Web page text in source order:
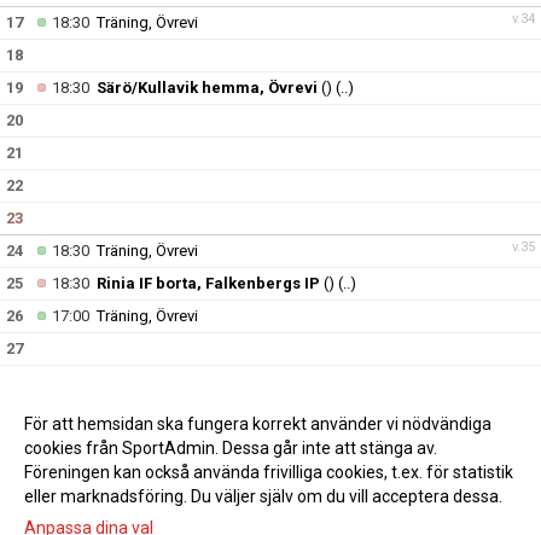
v.34
17 18:30Träning, Övrevi
18
19
18:30 Särö/Kullavik hemma, Övrevi () (..)
20
21
22
23
v.35
24 18:30Träning, Övrevi
25
18:30 Rinia IF borta, Falkenbergs IP () (..)
26
17:00Träning, Övrevi
27
10:30 DFK Hasko hemma, Övrevi ()
15:15Bollkalle Herrmatch , Övrevi(..)
18:30Träning, Övrevi
För att hemsidan ska fungera korrekt använder vi nödvändiga
cookies från SportAdmin. Dessa går inte att stänga av.
Föreningen kan också använda frivilliga cookies, t.ex. för statistik
eller marknadsföring. Du väljer själv om du vill acceptera dessa.
Anpassa dina val